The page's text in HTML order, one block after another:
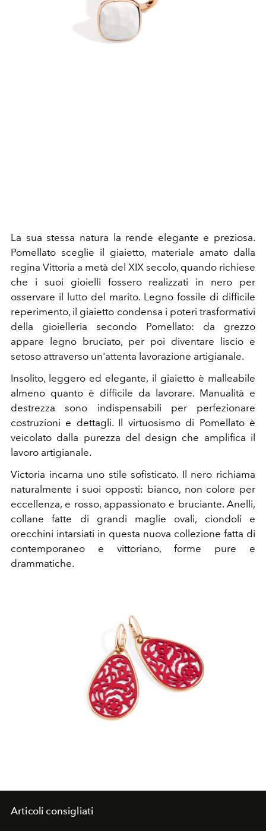
La sua stessa natura la rende elegante e preziosa.
Pomellato sceglie il giaietto, materiale amato dalla
regina Vittoria a metà del XIX secolo, quando richiese
che i suoi gioielli fossero realizzati in nero per
osservare il lutto del marito. Legno fossile di difficile
reperimento, il giaietto condensa i poteri trasformativi
della gioielleria secondo Pomellato: da grezzo
appare legno bruciato, per poi diventare liscio e
setoso attraverso un'attenta lavorazione artigianale.
Insolito, leggero ed elegante, il giaietto è malleabile
almeno quanto è difficile da lavorare. Manualità e
destrezza sono indispensabili per perfezionare
costruzioni e dettagli. Il virtuosismo di Pomellato è
veicolato dalla purezza del design che amplifica il
lavoro artigianale.
Victoria incarna uno stile sofisticato. Il nero richiama
naturalmente i suoi opposti: bianco, non colore per
eccellenza, e rosso, appassionato e bruciante. Anelli,
collane fatte di grandi maglie ovali, ciondoli e
orecchini intarsiati in questa nuova collezione fatta di
contemporaneo e vittoriano, forme pure e
drammatiche.
Articoli consigliati